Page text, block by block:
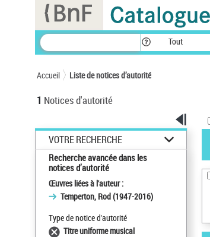
Tout
Accueil Liste de notices d’autorité
1 Notices d'autorité
VOTRE RECHERCHE
Recherche avancée dans les
notices d’autorité
Œuvres liées à l'auteur :
Temperton, Rod (1947-2016)
Type de notice d'autorité
Titre uniforme musical
Panneau de gestion des cookies